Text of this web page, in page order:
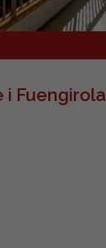
Fuengirola